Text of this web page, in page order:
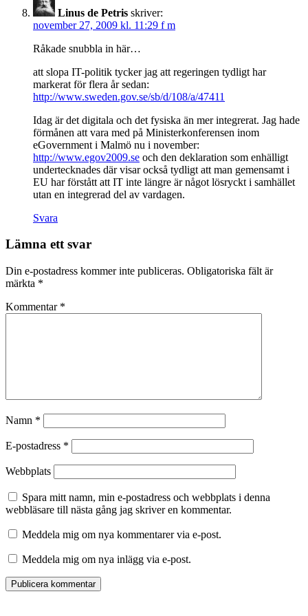
Linus de Petris skriver:
november 27, 2009 kl. 11:29 f m
Råkade snubbla in här…
att slopa IT-politik tycker jag att regeringen tydligt har
markerat för flera år sedan:
http://www.sweden.gov.se/sb/d/108/a/47411
Idag är det digitala och det fysiska än mer integrerat. Jag hade
förmånen att vara med på Ministerkonferensen inom
eGovernment i Malmö nu i november:
http://www.egov2009.se och den deklaration som enhälligt
undertecknades där visar också tydligt att man gemensamt i
EU har förstått att IT inte längre är något lösryckt i samhället
utan en integrerad del av vardagen.
Svara
Lämna ett svar
Din e-postadress kommer inte publiceras. Obligatoriska fält är
märkta *
Kommentar *
Namn *
E-postadress *
Webbplats
Spara mitt namn, min e-postadress och webbplats i denna
webbläsare till nästa gång jag skriver en kommentar.
Meddela mig om nya kommentarer via e-post.
Meddela mig om nya inlägg via e-post.